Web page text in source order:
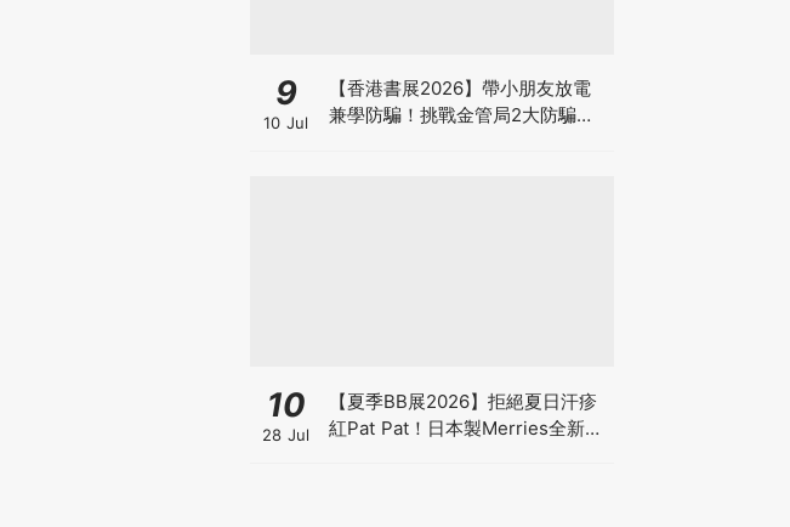
9
10 Jul
【香港書展2026】帶小朋友放電
兼學防騙！挑戰金管局2大防騙遊
10
28 Jul
【夏季BB展2026】拒絕夏日汗疹
紅Pat Pat！日本製Merries全新超